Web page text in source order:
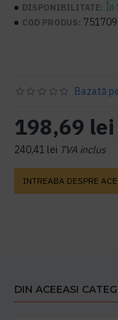
DISPONIBILITATE: În
COD PRODUS:
Bazată
198,69 lei
240,41 lei TVA inclus
INTREABA DESPRE
DIN ACEEASI